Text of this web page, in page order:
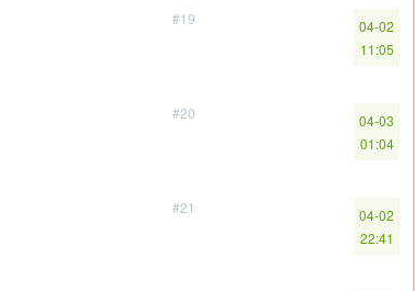
#19
04-02
11:05
#20
04-03
01:04
#21
04-02
22:41